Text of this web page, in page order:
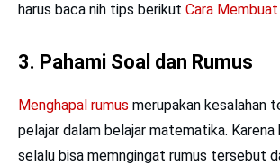
harus baca nih tips berikut Cara
3. Pahami Soal dan Rumus
Menghapal rumus merupakan kesalahan
pelajar dalam belajar matematika. Karena
selalu bisa memngingat rumus tersebut